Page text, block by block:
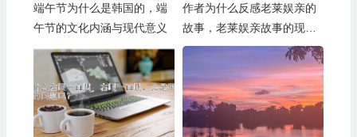
端午节为什么是韩国的，端
午节的文化内涵与现代意义
作者为什么反感老莱娱亲的
故事，老莱娱亲故事的现代
解读：从表演到陪伴